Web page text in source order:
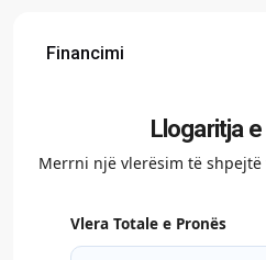
Financimi
Llogaritja
Merrni një vlerësim të
Vlera Totale e Pronës